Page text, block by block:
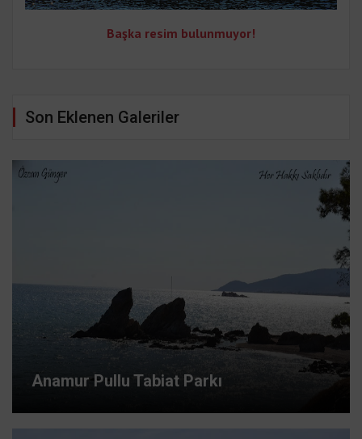
Başka resim bulunmuyor!
Son Eklenen Galeriler
Anamur Pullu Tabiat Parkı